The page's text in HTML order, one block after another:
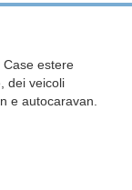
estere
dei veicoli
e autocaravan.